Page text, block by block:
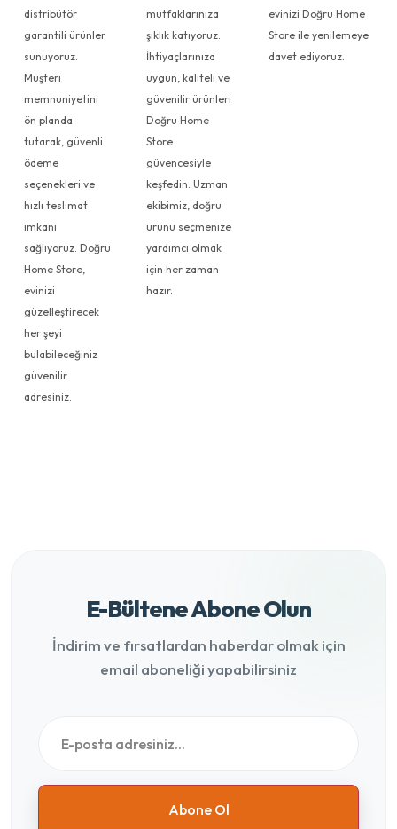
distribütör
garantili ürünler
sunuyoruz.
Müşteri
memnuniyetini
ön planda
tutarak, güvenli
ödeme
seçenekleri ve
hızlı teslimat
imkanı
sağlıyoruz. Doğru
Home Store,
evinizi
güzelleştirecek
her şeyi
bulabileceğiniz
güvenilir
adresiniz.
mutfaklarınıza
şıklık katıyoruz.
İhtiyaçlarınıza
uygun, kaliteli ve
güvenilir ürünleri
Doğru Home
Store
güvencesiyle
keşfedin. Uzman
ekibimiz, doğru
ürünü seçmenize
yardımcı olmak
için her zaman
hazır.
evinizi Doğru Home
Store ile yenilemeye
davet ediyoruz.
E-Bültene Abone Olun
İndirim ve fırsatlardan haberdar olmak için
email aboneliği yapabilirsiniz
Abone Ol